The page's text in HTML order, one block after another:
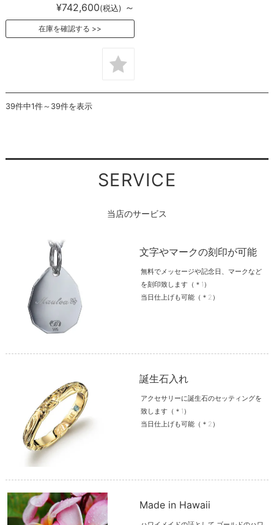
¥742,600(税込) ～
在庫を確認する
39件中1件～39件を表示
SERVICE
当店のサービス
文字やマークの刻印が可能
無料でメッセージや記念日、マークなど
を刻印致します（＊1）
当日仕上げも可能（＊2）
誕生石入れ
アクセサリーに誕生石のセッティングを
致します（＊1）
当日仕上げも可能（＊2）
Made in Hawaii